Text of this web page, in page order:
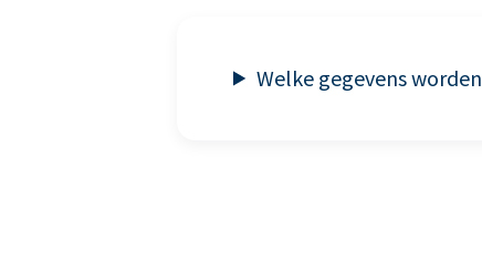
Welke gegevens